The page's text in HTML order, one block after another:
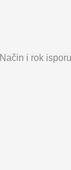
Način i rok